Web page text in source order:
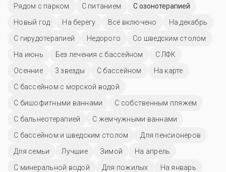
Рядом с парком
С питанием
С озонотерапией
Новый год
На берегу Всё включено
На декабрь
С гирудотерапией
Недорого
Со шведским столом
На июнь
Без лечения с бассейном
С ЛФК
Осенние
3 звезды C бассейном
На карте
С бассейном с морской водой
С бишофитными ваннами
С собственным пляжем
С бальнеотерапией
С жемчужными ваннами
С бассейном и шведским столом
Для пенсионеров
Для семьи
Лучшие Зимой
На апрель
С минеральной водой
Для пожилых
На январь